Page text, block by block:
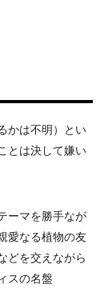
かは不明）とい
とは決して嫌い
ーマを勝手なが
愛なる植物の友
どを交えながら
スの名盤